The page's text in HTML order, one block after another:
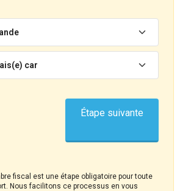
car
fiscal est une étape obligatoire pour toute
Nous facilitons ce processus en vous